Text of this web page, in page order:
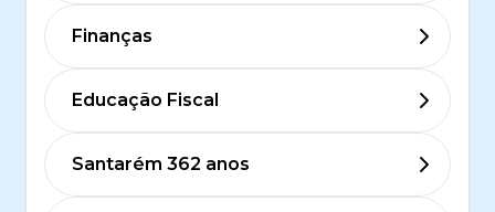
Finanças
Educação Fiscal
Santarém 362 anos